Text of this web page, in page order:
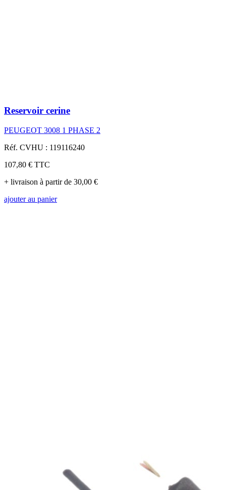
Reservoir cerine
PEUGEOT 3008 1 PHASE 2
Réf. CVHU : 119116240
107,80 € TTC
+ livraison à partir de 30,00 €
ajouter au panier